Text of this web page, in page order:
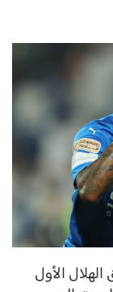
الأول